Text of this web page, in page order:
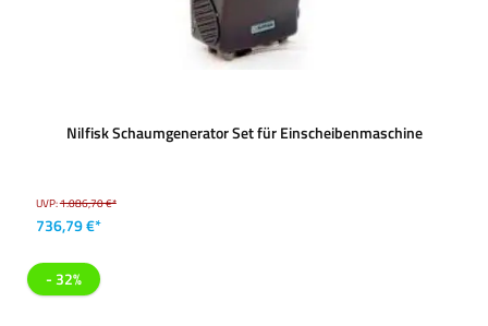
Nilfisk Schaumgenerator Set für Einscheibenmaschine
UVP:1.086,70 €*
736,79 €*
- 32%